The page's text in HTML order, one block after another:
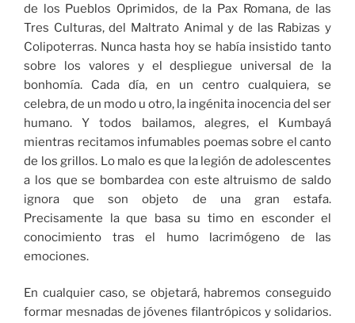
de los Pueblos Oprimidos, de la Pax Romana, de las
Tres Culturas, del Maltrato Animal y de las Rabizas y
Colipoterras. Nunca hasta hoy se había insistido tanto
sobre los valores y el despliegue universal de la
bonhomía. Cada día, en un centro cualquiera, se
celebra, de un modo u otro, la ingénita inocencia del ser
humano. Y todos bailamos, alegres, el Kumbayá
mientras recitamos infumables poemas sobre el canto
de los grillos. Lo malo es que la legión de adolescentes
a los que se bombardea con este altruismo de saldo
ignora que son objeto de una gran estafa.
Precisamente la que basa su timo en esconder el
conocimiento tras el humo lacrimógeno de las
emociones.
En cualquier caso, se objetará, habremos conseguido
formar mesnadas de jóvenes filantrópicos y solidarios.